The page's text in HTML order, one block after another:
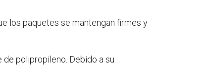
los paquetes se mantengan firmes y
polipropileno. Debido a su